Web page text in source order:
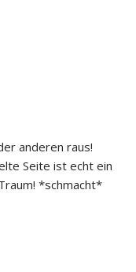
anderen raus!
Seite ist echt ein
*schmacht*